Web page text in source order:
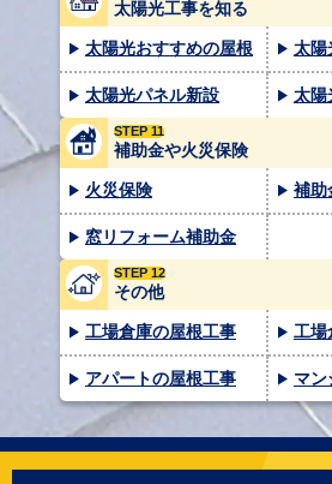
太陽光工事を知る
太陽光おすすめの屋根 太陽
太陽光パネル新設 太陽
STEP 11
補助金や火災保険
火災保険 補助
窓リフォーム補助金
STEP 12
その他
工場倉庫の屋根工事 工場
アパートの屋根工事 マン